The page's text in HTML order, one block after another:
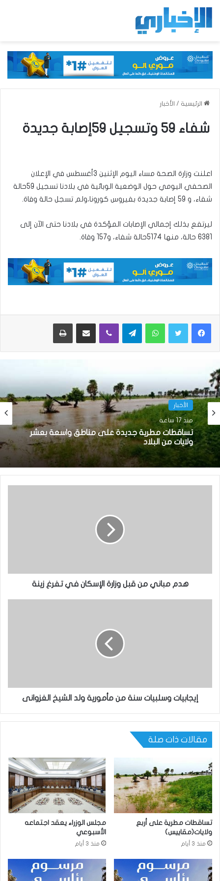
الرئيسية / الأخبار
شفاء 59 وتسجيل 59إصابة جديدة
اعلنت وزارة الصحة مساء اليوم الإثنين 3أغسطس في الإعلان
الصحفي اليومي حول الوضعية الوبائية في بلادنا تسجيل 59حالة
شفاء، و 59 إصابة جديدة بفيروس كورونا،ولم تسجل حالة وفاة.
ليرتفع بذلك إجمالي الإصابات المؤكدة في بلادنا حتى الآن إلى
6381 حالة، منها 5174حالة شفاء، و157 وفاة.
واتساب تيلقرام ڤايبر مشاركة عبر البريد طباعة
الأخبار
منذ 17 ساعة
تساقطات مطرية جديدة على مناطق واسعة بعشر
ولايات من البلاد
هدم مباني من قبل وزارة الإسكان في تفرغ زينة
إيجابيات وسلبيات سنة من مأمورية ولد الشيخ الغزوانى
مقالات ذات صلة
تساقطات مطرية على أربع
ولايات(مقاييس)
منذ 3 أيام
مجلس الوزراء يعقد اجتماعه
الأسبوعي
منذ 3 أيام